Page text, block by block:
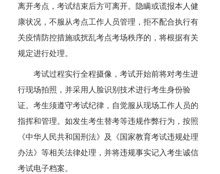
离开考点，考试结束后方可离开。隐瞒或谎报本人健
康状况，不服从考点工作人员管理，拒不配合执行有
关疫情防控措施或扰乱考点考场秩序的，将根据有关
规定进行处理。
考试过程实行全程摄像，考试开始前将对考生进
行现场拍照，并采用人脸识别技术进行考生身份验
证。考生须遵守考试纪律，自觉服从现场工作人员的
指挥和管理。如发生考生替考等违规作弊行为，按照
《中华人民共和国刑法》及《国家教育考试违规处理
办法》等相关法律处理，并将违规事实记入考生诚信
考试电子档案。